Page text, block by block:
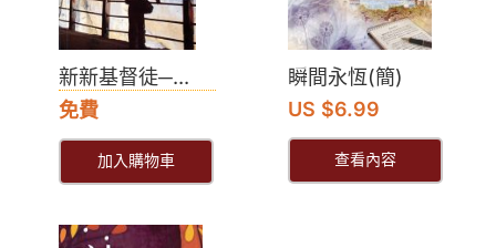
新新基督徒─...
免費
加入購物車
瞬間永恆(簡)
US $6.99
查看內容